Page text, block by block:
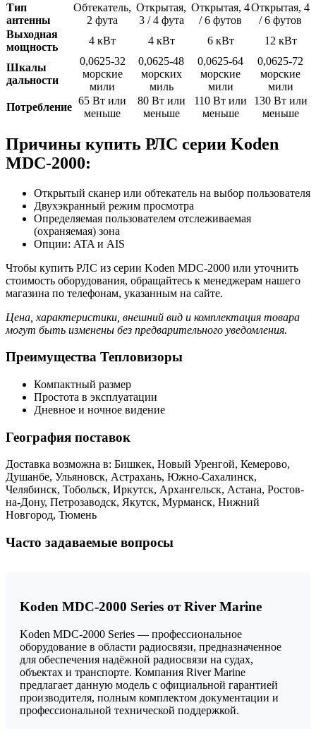
Тип
антенны
Обтекатель,
2 фута
Открытая,
3 / 4 фута
Открытая, 4
/ 6 футов
Открытая, 4
/ 6 футов
Выходная
мощность
4 кВт 4 кВт 6 кВт 12 кВт
Шкалы
дальности
0,0625-32
морские
мили
0,0625-48
морских
миль
0,0625-64
морские
мили
0,0625-72
морские
мили
Потребление
65 Вт или
меньше
80 Вт или
меньше
110 Вт или
меньше
130 Вт или
меньше
Причины купить РЛС серии Koden
MDC-2000:
Открытый сканер или обтекатель на выбор пользователя
Двухэкранный режим просмотра
Определяемая пользователем отслеживаемая
(охраняемая) зона
Опции: ATA и AIS
Чтобы купить РЛС из серии Koden MDC-2000 или уточнить
стоимость оборудования, обращайтесь к менеджерам нашего
магазина по телефонам, указанным на сайте.
Цена, характеристики, внешний вид и комплектация товара
могут быть изменены без предварительного уведомления.
Преимущества Тепловизоры
Компактный размер
Простота в эксплуатации
Дневное и ночное видение
География поставок
Доставка возможна в: Бишкек, Новый Уренгой, Кемерово,
Душанбе, Ульяновск, Астрахань, Южно-Сахалинск,
Челябинск, Тобольск, Иркутск, Архангельск, Астана, Ростов-
на-Дону, Петрозаводск, Якутск, Мурманск, Нижний
Новгород, Тюмень
Часто задаваемые вопросы
Koden MDC-2000 Series от River Marine
Koden MDC-2000 Series — профессиональное
оборудование в области радиосвязи, предназначенное
для обеспечения надёжной радиосвязи на судах,
объектах и транспорте. Компания River Marine
предлагает данную модель с официальной гарантией
производителя, полным комплектом документации и
профессиональной технической поддержкой.